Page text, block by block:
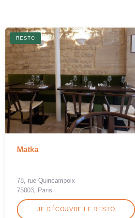
RESTO
Matka
78, rue Quincampoix
75003, Paris
JE DÉCOUVRE LE RESTO